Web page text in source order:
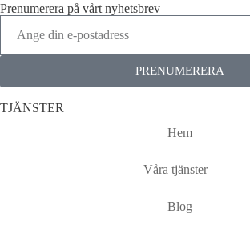
Prenumerera på vårt nyhetsbrev
PRENUMERERA
TJÄNSTER
Hem
Våra tjänster
Blog